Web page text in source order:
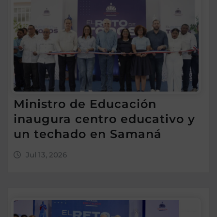
Ministro de Educación
inaugura centro educativo y
un techado en Samaná
Jul 13, 2026